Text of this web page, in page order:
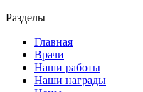
Разделы
Главная
Врачи
Наши работы
Наши награды